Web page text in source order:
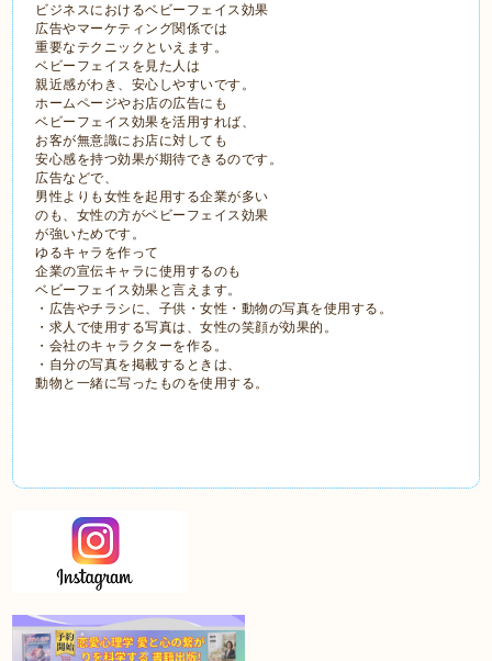
ビジネスにおけるベビーフェイス効果
広告やマーケティング関係では
重要なテクニックといえます。
ベビーフェイスを見た人は
親近感がわき、安心しやすいです。
ホームページやお店の広告にも
ベビーフェイス効果を活用すれば、
お客が無意識にお店に対しても
安心感を持つ効果が期待できるのです。
広告などで、
男性よりも女性を起用する企業が多い
のも、女性の方がベビーフェイス効果
が強いためです。
ゆるキャラを作って
企業の宣伝キャラに使用するのも
ベビーフェイス効果と言えます。
・広告やチラシに、子供・女性・動物の写真を使用する。
・求人で使用する写真は、女性の笑顔が効果的。
・会社のキャラクターを作る。
・自分の写真を掲載するときは、
動物と一緒に写ったものを使用する。